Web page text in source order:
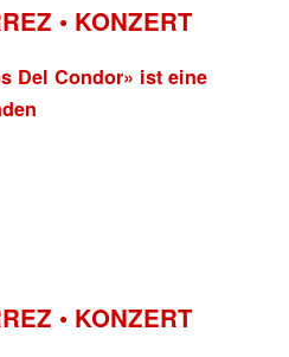
• KONZERT
Del Condor» ist eine
• KONZERT